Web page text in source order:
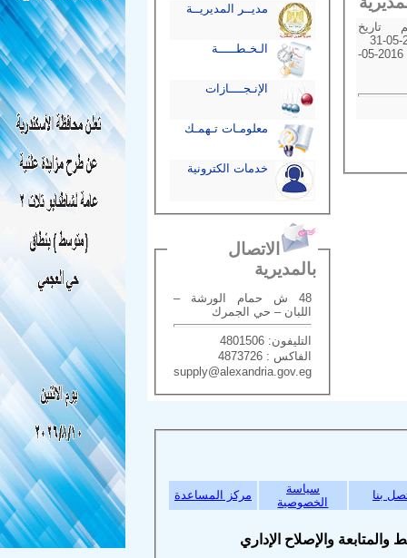
خطة شم النسيم تاريخ
بداية الخطة 2016-05-31
تاريخ نهاية الخطة 2016-05-
مديــر المديريــة
الـخـطـــــة
الإنـجــــازات
معلومـات تـهمـك
خدمات الكترونية
الاتصال
بالمديرية
48 ش حمام الورشة –
اللبان – حي الجمرك
التليفون: 4801506
الفاكس : 4873726
supply@alexandria.gov.eg
سياسة
الخصوصية
مركز المساعدة
والإصلاح الإداري